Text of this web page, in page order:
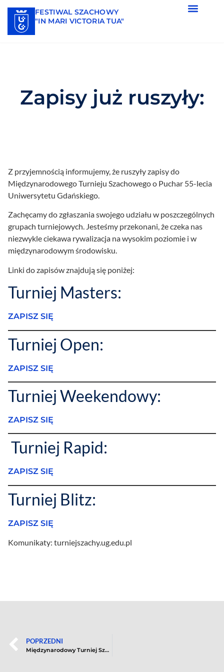
FESTIWAL SZACHOWY
"IN MARI VICTORIA TUA"
Zapisy już ruszyły:
Z przyjemnością informujemy, że ruszyły zapisy do
Międzynarodowego Turnieju Szachowego o Puchar 55-lecia
Uniwersytetu Gdańskiego.
Zachęcamy do zgłaszania swojego udziału w poszczególnych
grupach turniejowych. Jesteśmy przekonani, że czeka nas
niezwykle ciekawa rywalizacja na wysokim poziomie i w
międzynarodowym środowisku.
Linki do zapisów znajdują się poniżej:
Turniej Masters:
ZAPISZ SIĘ
Turniej Open:
ZAPISZ SIĘ
Turniej Weekendowy:
ZAPISZ SIĘ
Turniej Rapid:
ZAPISZ SIĘ
Turniej Blitz:
ZAPISZ SIĘ
Komunikaty: turniejszachy.ug.edu.pl
POPRZEDNI
Międzynarodowy Turniej Szachowy o Puchar 55-lecia Uniwersytetu Gdańskiego